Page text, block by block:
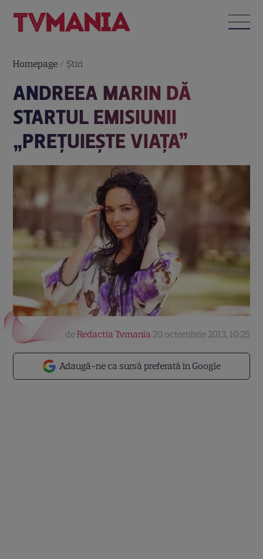
Homepage / Știri
ANDREEA MARIN DĂ
STARTUL EMISIUNII
„PREŢUIEŞTE VIAŢA”
Adaugă-ne ca sursă preferată în Google
deRedactia Tvmania 20 octombrie 2013, 10:25